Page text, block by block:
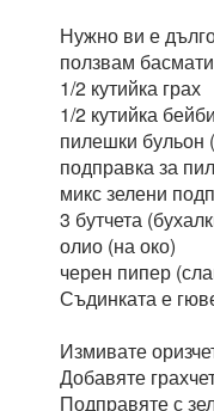
Нужно ви е
ползвам басмати
1/2 кутийка грах
1/2 кутийка
пилешки бульон
подправка за
микс зелени
3 бутчета
олио (на око)
черен пипер
Съдинката е
Измивате
Добавяте
Подправяте с